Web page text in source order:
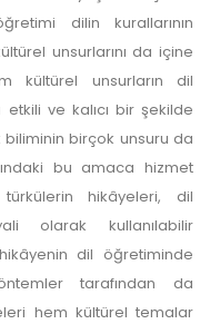
dilin kurallarının
unsurlarını da içine
kültürel unsurların dil
ve kalıcı bir şekilde
birçok unsuru da
bu amaca hizmet
hikâyeleri, dil
olarak kullanılabilir
dil öğretiminde
tarafından da
hem kültürel temalar